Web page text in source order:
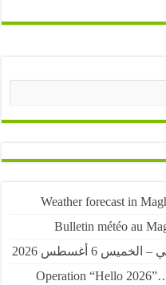
2026
Operation “Hello